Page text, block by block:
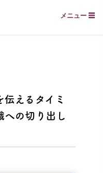
メニュー ☰
えるタイミ
への切り出し